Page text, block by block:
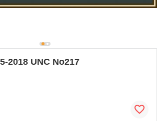
2018 UNC No217